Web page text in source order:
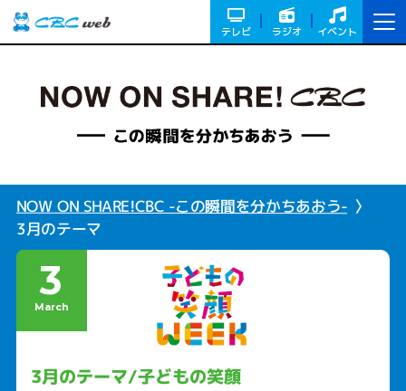
テレビ ラジオ イベント
NOW ON SHARE!CBC -この瞬間を分かちあおう-
3月のテーマ
3
March
3月のテーマ/子どもの笑顔